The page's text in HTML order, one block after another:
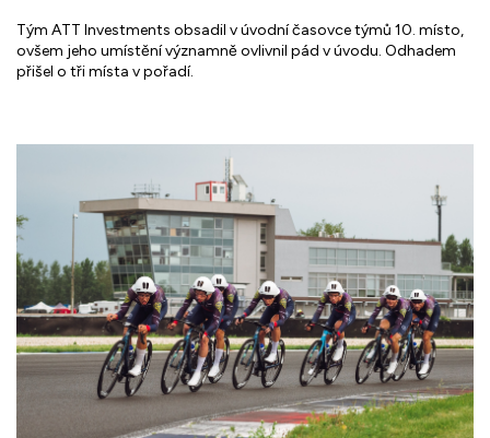
Tým ATT Investments obsadil v úvodní časovce týmů 10. místo,
ovšem jeho umístění významně ovlivnil pád v úvodu. Odhadem
přišel o tři místa v pořadí.